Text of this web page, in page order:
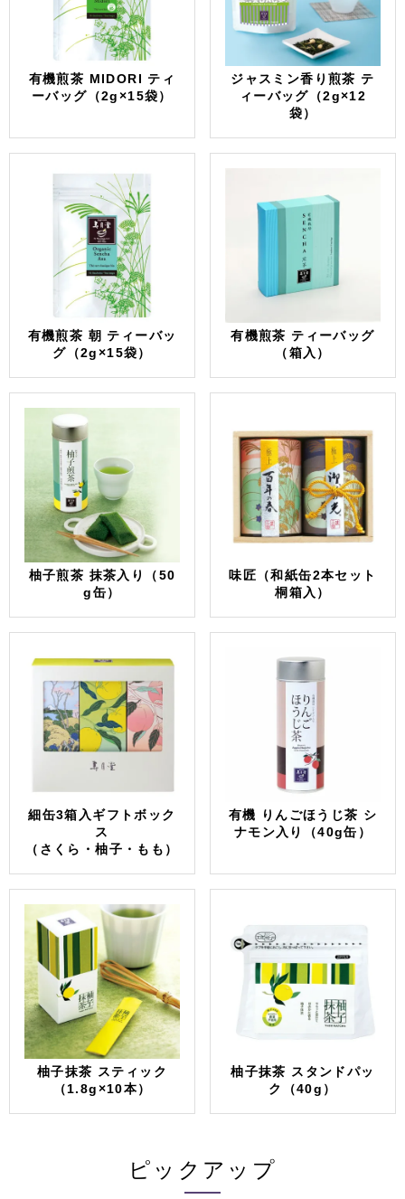
有機煎茶 MIDORI ティ
ーバッグ（2g×15袋）
ジャスミン香り煎茶 テ
ィーバッグ（2g×12
袋）
有機煎茶 朝 ティーバッ
グ（2g×15袋）
有機煎茶 ティーバッグ
（箱入）
柚子煎茶 抹茶入り（50
g缶）
味匠（和紙缶2本セット
桐箱入）
細缶3箱入ギフトボック
ス
（さくら・柚子・もも）
有機 りんごほうじ茶 シ
ナモン入り（40g缶）
柚子抹茶 スティック
（1.8g×10本）
柚子抹茶 スタンドパッ
ク（40g）
ピックアップ